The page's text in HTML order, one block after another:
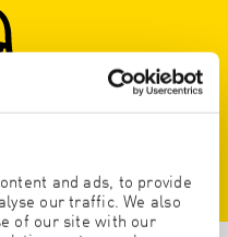
and ads, to provide
our traffic. We also
of our site with our
NOUS